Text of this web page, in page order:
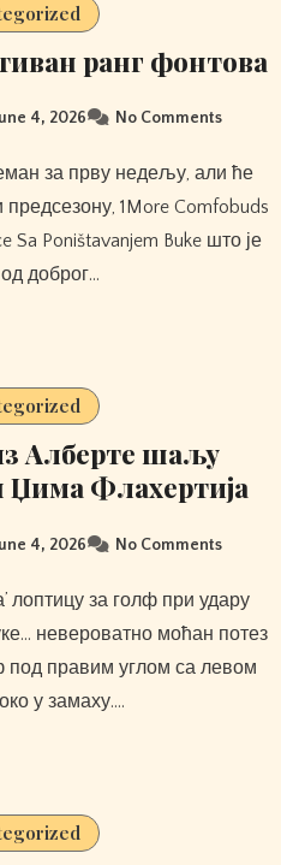
ранг фонтова
4, 2026 No Comments
1More Comfobuds
Sa Poništavanjem Buke што је
доброг…
Алберте шаљу
Џима Флахертија
4, 2026 No Comments
невероватно моћан потез
под правим углом са левом
у замаху.…